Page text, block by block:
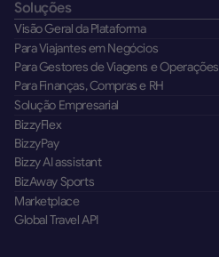
Soluções
Visão Geral da Plataforma
Para Viajantes em Negócios
Para Gestores de Viagens e Operações
Para Finanças, Compras e RH
Solução Empresarial
BizzyFlex
BizzyPay
Bizzy AI assistant
BizAway Sports
Marketplace
Global Travel API